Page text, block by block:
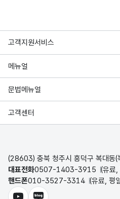
고객지원서비스
메뉴얼
문법메뉴얼
고객센터
(28603) 충북 청주시 흥덕구 복대
대표전화0507-1403-3915 (유료
핸드폰010-3527-3314 (유료, 평